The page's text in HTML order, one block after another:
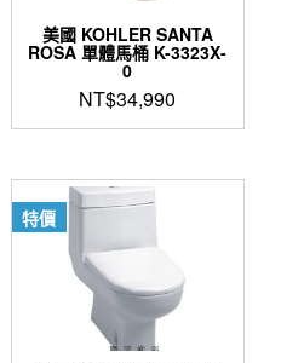
。
美國 KOHLER SANTA
ROSA 單體馬桶 K-3323X-
0
NT$34,990
特價